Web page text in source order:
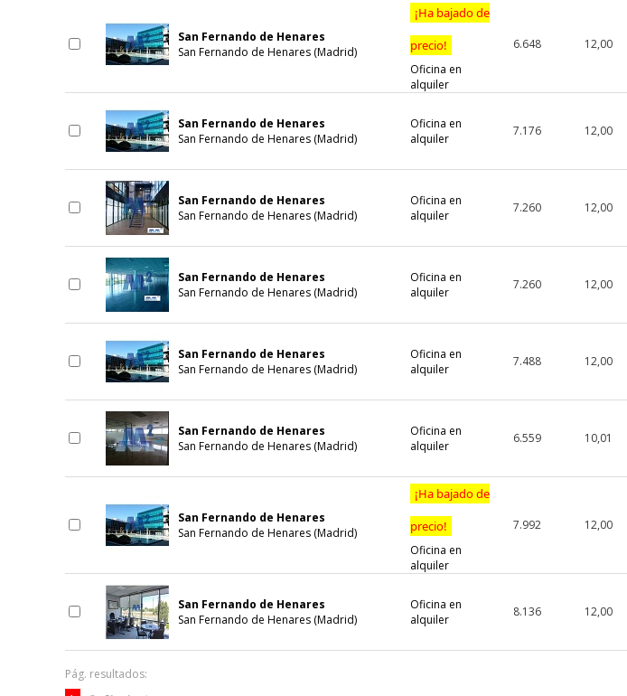
San Fernando de Henares
San Fernando de Henares (Madrid)
¡Ha bajado de
precio!
Oficina en
alquiler
6.648 12,00
San Fernando de Henares
San Fernando de Henares (Madrid)
Oficina en
alquiler
7.176 12,00
San Fernando de Henares
San Fernando de Henares (Madrid)
Oficina en
alquiler
7.260 12,00
San Fernando de Henares
San Fernando de Henares (Madrid)
Oficina en
alquiler
7.260 12,00
San Fernando de Henares
San Fernando de Henares (Madrid)
Oficina en
alquiler
7.488 12,00
San Fernando de Henares
San Fernando de Henares (Madrid)
Oficina en
alquiler
6.559 10,01
San Fernando de Henares
San Fernando de Henares (Madrid)
¡Ha bajado de
precio!
Oficina en
alquiler
7.992 12,00
San Fernando de Henares
San Fernando de Henares (Madrid)
Oficina en
alquiler
8.136 12,00
Pág. resultados: